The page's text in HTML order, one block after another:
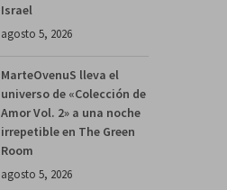
Israel
agosto 5, 2026
MarteOvenuS lleva el
universo de «Colección de
Amor Vol. 2» a una noche
irrepetible en The Green
Room
agosto 5, 2026